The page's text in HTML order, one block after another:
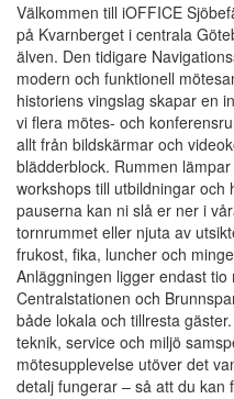
Välkommen till iOFFICE
på Kvarnberget i centrala
älven. Den tidigare
modern och funktionell
historiens vingslag skapar en
vi flera mötes- och
allt från bildskärmar och
blädderblock. Rummen
workshops till utbildningar och
pauserna kan ni slå er ner i
tornrummet eller njuta av
frukost, fika, luncher och
Anläggningen ligger endast
Centralstationen och
både lokala och tillresta
teknik, service och miljö
mötesupplevelse utöver det
detalj fungerar – så att du kan